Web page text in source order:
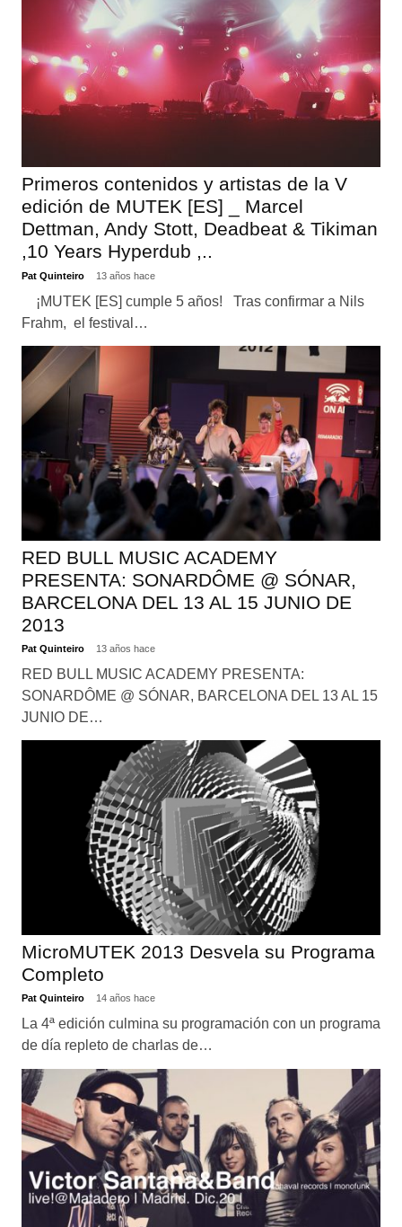
Primeros contenidos y artistas de la V
edición de MUTEK [ES] _ Marcel
Dettman, Andy Stott, Deadbeat & Tikiman
,10 Years Hyperdub ,..
Pat Quinteiro 13 años hace
¡MUTEK [ES] cumple 5 años! Tras confirmar a Nils
Frahm, el festival…
RED BULL MUSIC ACADEMY
PRESENTA: SONARDÔME @ SÓNAR,
BARCELONA DEL 13 AL 15 JUNIO DE
2013
Pat Quinteiro 13 años hace
RED BULL MUSIC ACADEMY PRESENTA:
SONARDÔME @ SÓNAR, BARCELONA DEL 13 AL 15
JUNIO DE…
MicroMUTEK 2013 Desvela su Programa
Completo
Pat Quinteiro 14 años hace
La 4ª edición culmina su programación con un programa
de día repleto de charlas de…